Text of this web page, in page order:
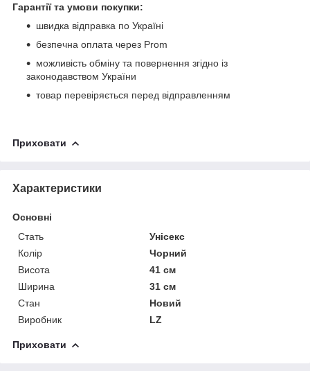
Гарантії та умови покупки:
швидка відправка по Україні
безпечна оплата через Prom
можливість обміну та повернення згідно із
законодавством України
товар перевіряється перед відправленням
Приховати
Характеристики
Основні
Стать
Унісекс
Колір
Чорний
Висота
41 см
Ширина
31 см
Стан
Новий
Виробник
LZ
Приховати